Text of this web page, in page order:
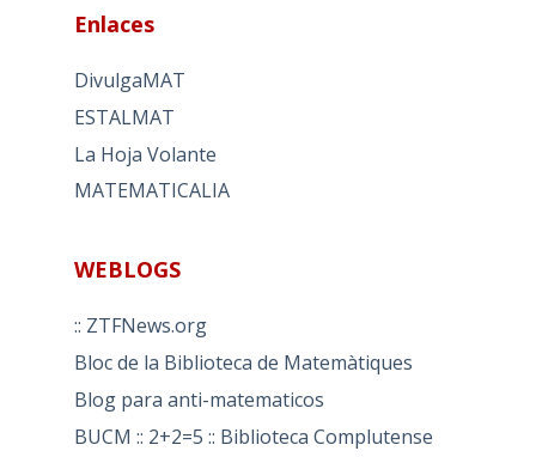
Enlaces
DivulgaMAT
ESTALMAT
La Hoja Volante
MATEMATICALIA
WEBLOGS
:: ZTFNews.org
Bloc de la Biblioteca de Matemàtiques
Blog para anti-matematicos
BUCM :: 2+2=5 :: Biblioteca Complutense